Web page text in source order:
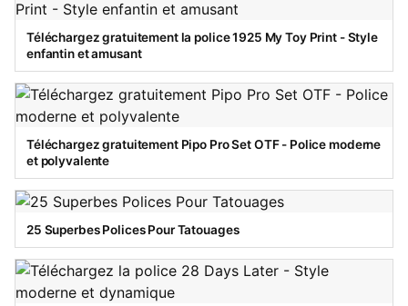
Téléchargez gratuitement la police 1925 My Toy Print - Style
enfantin et amusant
Téléchargez gratuitement Pipo Pro Set OTF - Police moderne
et polyvalente
25 Superbes Polices Pour Tatouages